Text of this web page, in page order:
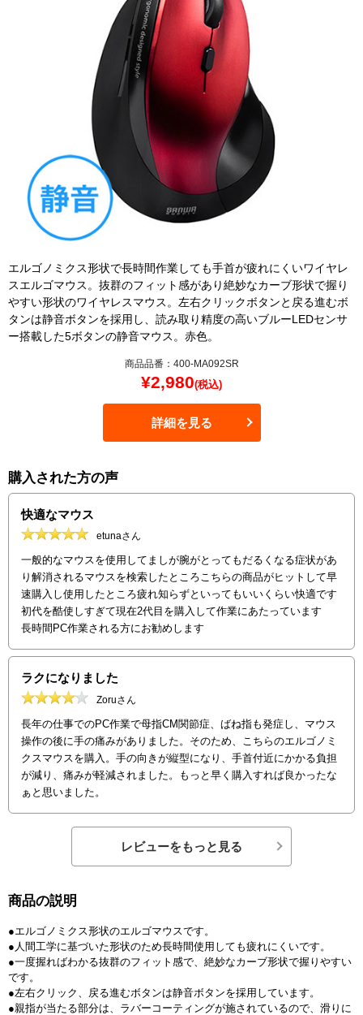
エルゴノミクス形状で長時間作業しても手首が疲れにくいワイヤレ
スエルゴマウス。抜群のフィット感があり絶妙なカーブ形状で握り
やすい形状のワイヤレスマウス。左右クリックボタンと戻る進むボ
タンは静音ボタンを採用し、読み取り精度の高いブルーLEDセンサ
ー搭載した5ボタンの静音マウス。赤色。
商品品番：400-MA092SR
¥2,980(税込)
詳細を見る
購入された方の声
快適なマウス
etunaさん
一般的なマウスを使用してましが腕がとってもだるくなる症状があ
り解消されるマウスを検索したところこちらの商品がヒットして早
速購入し使用したところ疲れ知らずといってもいいくらい快適です
初代を酷使しすぎて現在2代目を購入して作業にあたっています
長時間PC作業される方にお勧めします
ラクになりました
Zoruさん
長年の仕事でのPC作業で母指CM関節症、ばね指も発症し、マウス
操作の後に手の痛みがありました。そのため、こちらのエルゴノミ
クスマウスを購入。手の向きが縦型になり、手首付近にかかる負担
が減り、痛みが軽減されました。もっと早く購入すれば良かったな
ぁと思いました。
レビューをもっと見る
商品の説明
●エルゴノミクス形状のエルゴマウスです。
●人間工学に基づいた形状のため長時間使用しても疲れにくいです。
●一度握ればわかる抜群のフィット感で、絶妙なカーブ形状で握りやすい
です。
●左右クリック、戻る進むボタンは静音ボタンを採用しています。
●親指が当たる部分は、ラバーコーティングが施されているので、滑りに